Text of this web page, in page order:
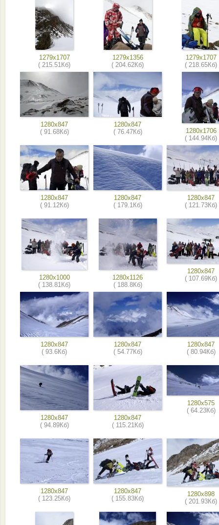
1279x1707
( 215.51Кб)
1279x1356
( 204.62Кб)
1279x1707
( 218.65Кб)
1280x847
( 91.68Кб)
1280x847
( 76.47Кб)
1280x1706
( 144.94Кб)
1280x847
( 91.12Кб)
1280x847
( 179.1Кб)
1280x847
( 121.73Кб)
1280x1000
( 138.81Кб)
1280x1126
( 188.8Кб)
1280x847
( 107.69Кб)
1280x847
( 93.6Кб)
1280x847
( 54.77Кб)
1280x847
( 80.94Кб)
1280x847
( 94.89Кб)
1280x847
( 115.21Кб)
1280x575
( 64.23Кб)
1280x847
( 123.25Кб)
1280x847
( 155.83Кб)
1280x898
( 201.93Кб)